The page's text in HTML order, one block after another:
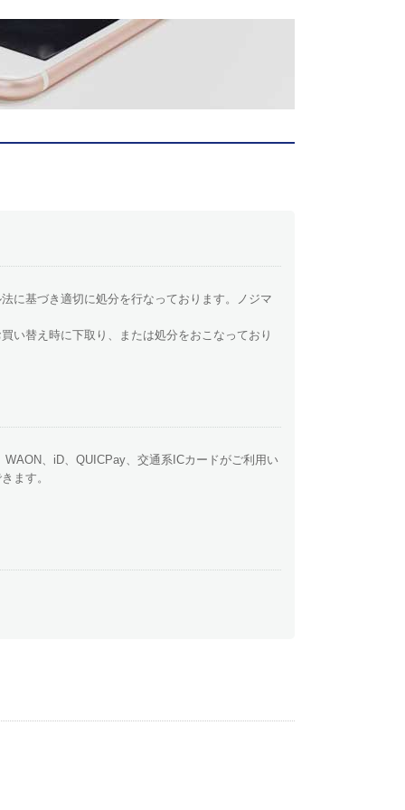
に基づき適切に処分を行なっております。ノジマ
い替え時に下取り、または処分をおこなっており
、iD、QUICPay、交通系ICカードがご利用い
ます。